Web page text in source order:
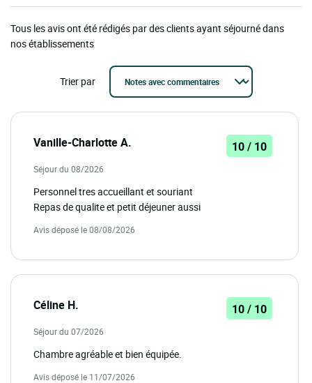
Tous les avis ont été rédigés par des clients ayant séjourné dans
nos établissements
Trier par
Vanille-Charlotte A. 10 / 10
Séjour du 08/2026
Personnel tres accueillant et souriant
Repas de qualite et petit déjeuner aussi
Avis déposé le 08/08/2026
Céline H. 10 / 10
Séjour du 07/2026
Chambre agréable et bien équipée.
Avis déposé le 11/07/2026